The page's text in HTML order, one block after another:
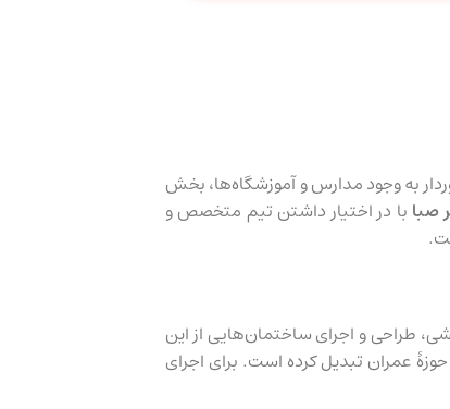
و کم‌برخوردار به وجود مدارس و آموزشگاه‌ها، بخش
صبا با در اختیار داشتن تیم متخصص و
طراحی و اجرای ساختمان‌هایی از این
عمران تبدیل کرده است. برای اجرای